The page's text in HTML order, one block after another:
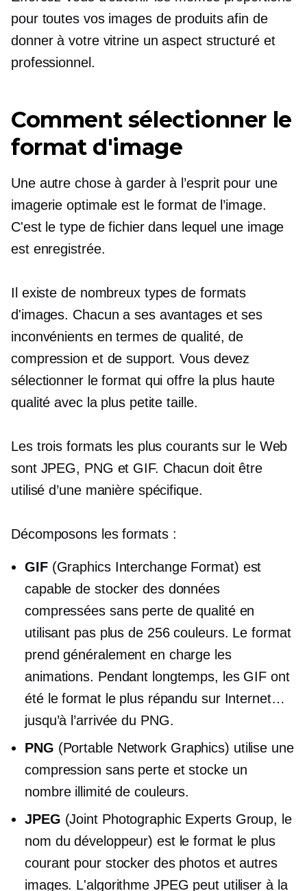
pour toutes vos images de produits afin de
donner à votre vitrine un aspect structuré et
professionnel.
Comment sélectionner le
format d'image
Une autre chose à garder à l’esprit pour une
imagerie optimale est le format de l’image.
C'est le type de fichier dans lequel une image
est enregistrée.
Il existe de nombreux types de formats
d'images. Chacun a ses avantages et ses
inconvénients en termes de qualité, de
compression et de support. Vous devez
sélectionner le format qui offre la plus haute
qualité avec la plus petite taille.
Les trois formats les plus courants sur le Web
sont JPEG, PNG et GIF. Chacun doit être
utilisé d’une manière spécifique.
Décomposons les formats :
GIF(Graphics Interchange Format) est
capable de stocker des données
compressées sans perte de qualité en
utilisant pas plus de 256 couleurs. Le format
prend généralement en charge les
animations. Pendant longtemps, les GIF ont
été le format le plus répandu sur Internet…
jusqu’à l’arrivée du PNG.
PNG (Portable Network Graphics) utilise une
compression sans perte et stocke un
nombre illimité de couleurs.
JPEG (Joint Photographic Experts Group, le
nom du développeur) est le format le plus
courant pour stocker des photos et autres
images. L'algorithme JPEG peut utiliser à la